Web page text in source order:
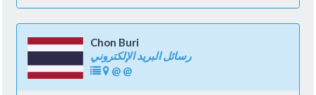
Chon Buri
رسائل البريد الإلكتروني
@ @